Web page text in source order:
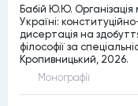
Бабій Ю.Ю. Організація
Україні:
дисертація на
філософії за
Кропивницький, 2026.
Монографiї